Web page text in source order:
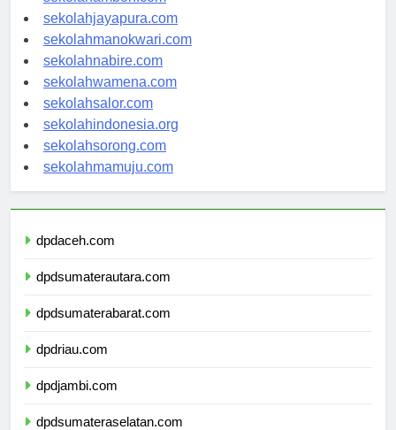
sekolahambon.com
sekolahjayapura.com
sekolahmanokwari.com
sekolahnabire.com
sekolahwamena.com
sekolahsalor.com
sekolahindonesia.org
sekolahsorong.com